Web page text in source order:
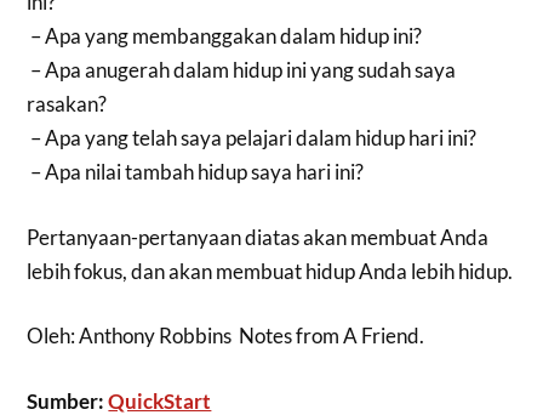
– Apa yang membanggakan dalam hidup ini?
– Apa anugerah dalam hidup ini yang sudah saya
rasakan?
– Apa yang telah saya pelajari dalam hidup hari ini?
– Apa nilai tambah hidup saya hari ini?
Pertanyaan-pertanyaan diatas akan membuat Anda
lebih fokus, dan akan membuat hidup Anda lebih hidup.
Oleh: Anthony Robbins Notes from A Friend.
Sumber:QuickStart